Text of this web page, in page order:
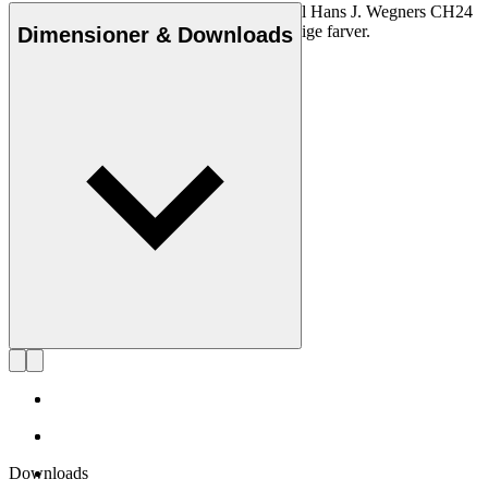
Den originale Carl Hansen & Søn hynde til Hans J. Wegners CH24
Y-stol fra 1949 fås i læder og stof i forskellige farver.
Dimensioner & Downloads
Downloads